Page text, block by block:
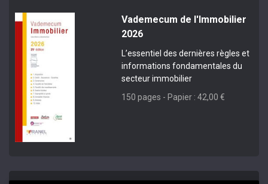
Vademecum de l'Immobilier
2026
L’essentiel des dernières règles et
informations fondamentales du
secteur immobilier
150 pages - Papier : 42,00 €